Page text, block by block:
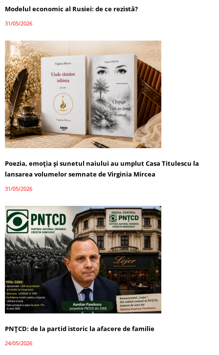
Modelul economic al Rusiei: de ce rezistă?
31/05/2026
Poezia, emoția și sunetul naiului au umplut Casa Titulescu la
lansarea volumelor semnate de Virginia Mircea
31/05/2026
PNȚCD: de la partid istoric la afacere de familie
24/05/2026